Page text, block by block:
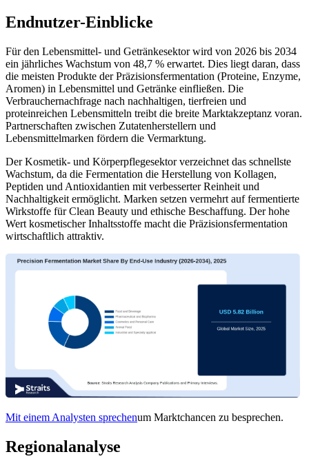
Endnutzer-Einblicke
Für den Lebensmittel- und Getränkesektor wird von 2026 bis 2034
ein jährliches Wachstum von 48,7 % erwartet. Dies liegt daran, dass
die meisten Produkte der Präzisionsfermentation (Proteine, Enzyme,
Aromen) in Lebensmittel und Getränke einfließen. Die
Verbrauchernachfrage nach nachhaltigen, tierfreien und
proteinreichen Lebensmitteln treibt die breite Marktakzeptanz voran.
Partnerschaften zwischen Zutatenherstellern und
Lebensmittelmarken fördern die Vermarktung.
Der Kosmetik- und Körperpflegesektor verzeichnet das schnellste
Wachstum, da die Fermentation die Herstellung von Kollagen,
Peptiden und Antioxidantien mit verbesserter Reinheit und
Nachhaltigkeit ermöglicht. Marken setzen vermehrt auf fermentierte
Wirkstoffe für Clean Beauty und ethische Beschaffung. Der hohe
Wert kosmetischer Inhaltsstoffe macht die Präzisionsfermentation
wirtschaftlich attraktiv.
Mit einem Analysten sprechenum Marktchancen zu besprechen.
Regionalanalyse